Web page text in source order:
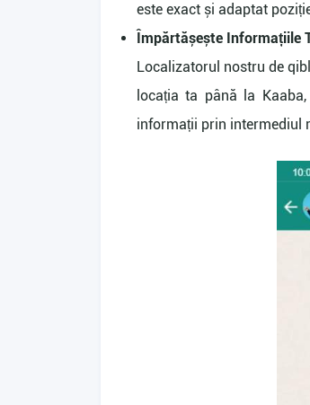
este exact și adaptat
Împărtășește Informațiile
Localizatorul nostru de
locația ta până la
informații prin intermediul